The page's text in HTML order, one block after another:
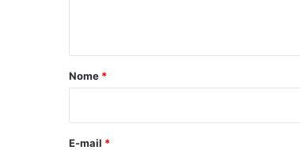
r
*
Nome *
E-mail *